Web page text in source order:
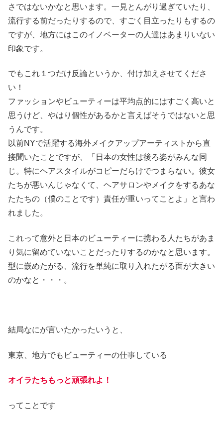
さではないかなと思います。一見とんがり過ぎていたり、
流行する前だったりするので、すごく目立ったりもするの
ですが、地方にはこのイノベーターの人達はあまりいない
印象です。
でもこれ１つだけ反論というか、付け加えさせてくださ
い！
ファッションやビューティーは平均点的にはすごく高いと
思うけど、やはり個性があるかと言えばそうではないと思
うんです。
以前NYで活躍する海外メイクアップアーティストから直
接聞いたことですが、「日本の女性は後ろ姿がみんな同
じ。特にヘアスタイルがコピーだらけでつまらない。彼女
たちが悪いんじゃなくて、ヘアサロンやメイクをするあな
たたちの（僕のことです）責任が重いってことよ」と言わ
れました。
これって意外と日本のビューティーに携わる人たちがあま
り気に留めていないことだったりするのかなと思います。
型に嵌めたがる、流行を単純に取り入れたがる面が大きい
のかなと・・・。
結局なにが言いたかったいうと、
東京、地方でもビューティーの仕事している
オイラたちもっと頑張れよ！
ってことです